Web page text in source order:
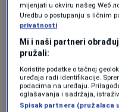
mijenjati u okviru našeg Wеб
Uredbu o postupanju s ličnim
privatnosti
Mi i naši partneri
pružali:
Koristite podatke o tačnoj
uređaja radi identifikacije.
podacima na uređaju.
oglašavanja i sadržaja,
Spisak partnera (pružalaca